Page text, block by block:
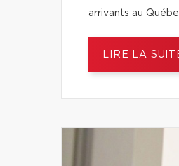
arrivants au
LIRE LA